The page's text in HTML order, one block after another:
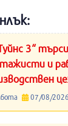
3“
и
07/08/2026